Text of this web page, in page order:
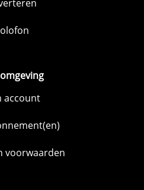
account
voorwaarden